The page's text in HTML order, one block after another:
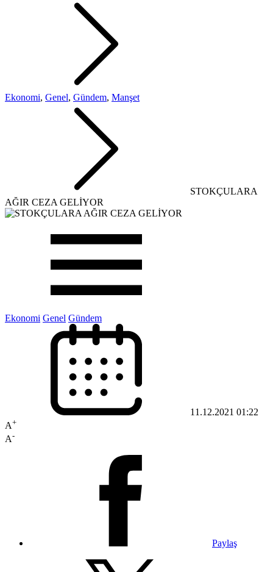
Ekonomi, Genel, Gündem, Manşet
STOKÇULARA
AĞIR CEZA GELİYOR
Ekonomi Genel Gündem
11.12.2021 01:22
A+
A-
Paylaş